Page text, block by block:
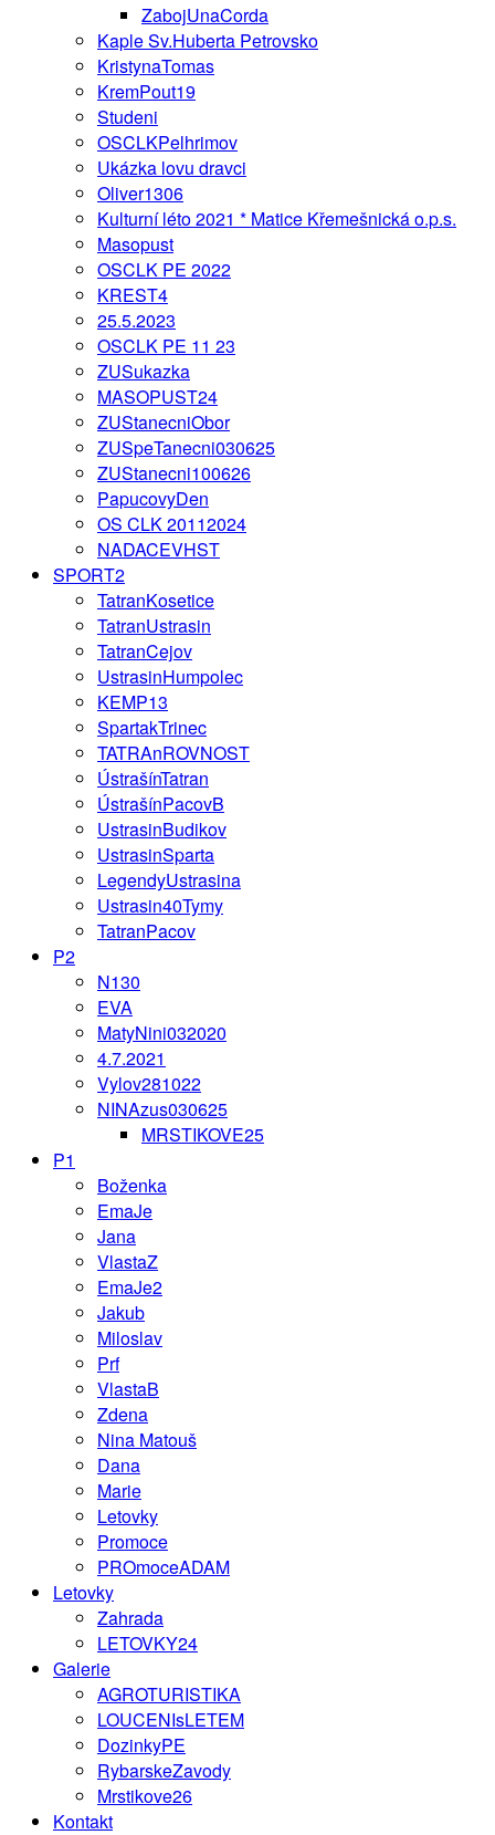
ZabojUnaCorda
Kaple Sv.Huberta Petrovsko
KristynaTomas
KremPout19
Studeni
OSCLKPelhrimov
Ukázka lovu dravci
Oliver1306
Kulturní léto 2021 * Matice Křemešnická o.p.s.
Masopust
OSCLK PE 2022
KREST4
25.5.2023
OSCLK PE 11 23
ZUSukazka
MASOPUST24
ZUStanecniObor
ZUSpeTanecni030625
ZUStanecni100626
PapucovyDen
OS CLK 20112024
NADACEVHST
SPORT2
TatranKosetice
TatranUstrasin
TatranCejov
UstrasinHumpolec
KEMP13
SpartakTrinec
TATRAnROVNOST
ÚstrašínTatran
ÚstrašínPacovB
UstrasinBudikov
UstrasinSparta
LegendyUstrasina
Ustrasin40Tymy
TatranPacov
P2
N130
EVA
MatyNini032020
4.7.2021
Vylov281022
NINAzus030625
MRSTIKOVE25
P1
Boženka
EmaJe
Jana
VlastaZ
EmaJe2
Jakub
Miloslav
Prf
VlastaB
Zdena
Nina Matouš
Dana
Marie
Letovky
Promoce
PROmoceADAM
Letovky
Zahrada
LETOVKY24
Galerie
AGROTURISTIKA
LOUCENIsLETEM
DozinkyPE
RybarskeZavody
Mrstikove26
Kontakt